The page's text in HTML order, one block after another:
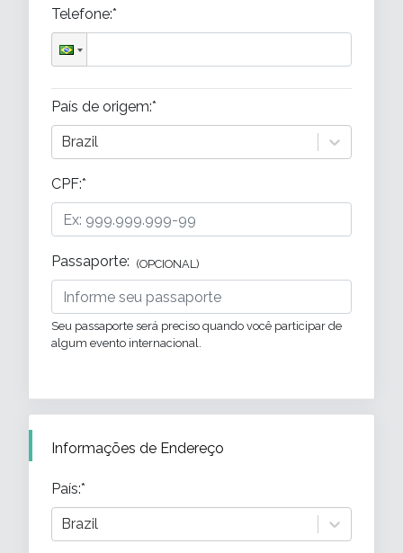
Telefone:*
País de origem:*
Brazil
CPF:*
Passaporte: (OPCIONAL)
Seu passaporte será preciso quando você participar de
algum evento internacional.
Informações de Endereço
País:*
Brazil